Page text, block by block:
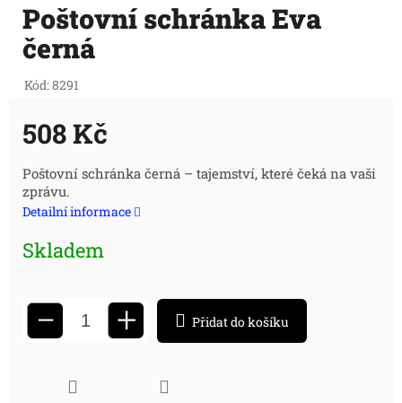
Poštovní schránka Eva
černá
Kód:8291
508 Kč
Měrná
cena:
Poštovní schránka černá – tajemství, které čeká na vaši
zprávu.
Detailní informace
Skladem
− + Přidat do košíku